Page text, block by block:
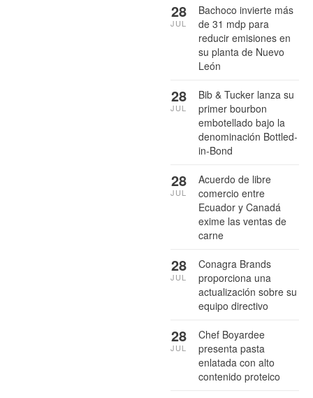
Bachoco invierte más
de 31 mdp para
reducir emisiones en
su planta de Nuevo
León
28
JUL
Bib & Tucker lanza su
primer bourbon
embotellado bajo la
denominación Bottled-
in-Bond
28
JUL
Acuerdo de libre
comercio entre
Ecuador y Canadá
exime las ventas de
carne
28
JUL
Conagra Brands
proporciona una
actualización sobre su
equipo directivo
28
JUL
Chef Boyardee
presenta pasta
enlatada con alto
contenido proteico
28
JUL